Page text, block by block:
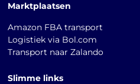
Marktplaatsen
Amazon FBA transport
Logistiek via Bol.com
Transport naar Zalando
Slimme links